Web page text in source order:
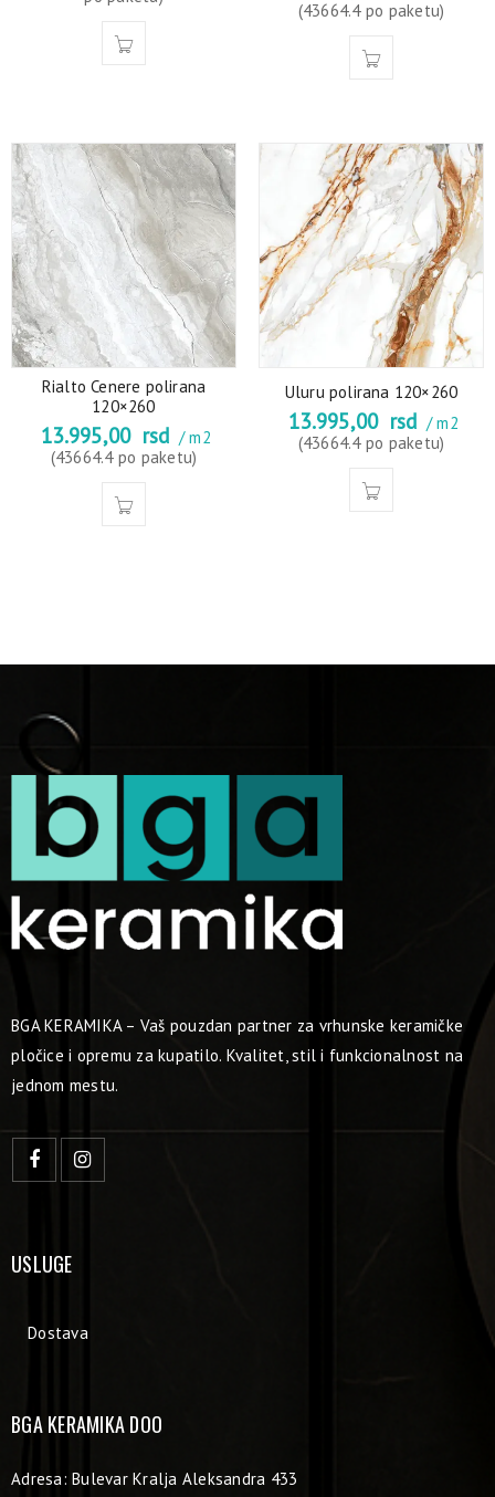
(43664.4 po paketu)
Rialto Cenere polirana
120×260
13.995,00 rsd / m2
(43664.4 po paketu)
Uluru polirana 120×260
13.995,00 rsd / m2
(43664.4 po paketu)
BGA KERAMIKA – Vaš pouzdan partner za vrhunske keramičke
pločice i opremu za kupatilo. Kvalitet, stil i funkcionalnost na
jednom mestu.
USLUGE
Dostava
BGA KERAMIKA DOO
Adresa: Bulevar Kralja Aleksandra 433